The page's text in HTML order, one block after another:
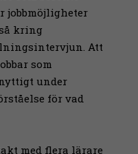
jobbmöjligheter
kring
Att
som
under
för vad
med flera lärare